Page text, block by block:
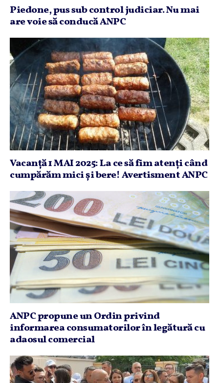
Piedone, pus sub control judiciar. Nu mai
are voie să conducă ANPC
Vacanţă 1 MAI 2025: La ce să fim atenţi când
cumpărăm mici şi bere! Avertisment ANPC
ANPC propune un Ordin privind
informarea consumatorilor în legătură cu
adaosul comercial